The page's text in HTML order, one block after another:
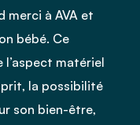
merci à AVA et
bébé. Ce
matériel
la possibilité
son bien-être,